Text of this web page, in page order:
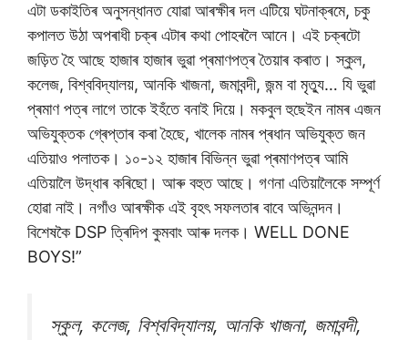
এটা ডকাইতিৰ অনুসন্ধানত যোৱা আৰক্ষীৰ দল এটিয়ে ঘটনাক্ৰমে, চকু
কপালত উঠা অপৰাধী চক্ৰ এটাৰ কথা পোহৰলৈ আনে। এই চক্ৰটো
জড়িত হৈ আছে হাজাৰ হাজাৰ ভুৱা প্ৰমাণপত্ৰ তৈয়াৰ কৰাত। স্কুল,
কলেজ, বিশ্ববিদ্যালয়, আনকি খাজনা, জমাবন্দী, জন্ম বা মৃত্যু… যি ভুৱা
প্ৰমাণ পত্ৰ লাগে তাকে ইহঁতে বনাই দিয়ে। মকবুল হুছেইন নামৰ এজন
অভিযুক্তক গ্ৰেপ্তাৰ কৰা হৈছে, খালেক নামৰ প্ৰধান অভিযুক্ত জন
এতিয়াও পলাতক। ১০-১২ হাজাৰ বিভিন্ন ভুৱা প্ৰমাণপত্ৰ আমি
এতিয়ালৈ উদ্ধাৰ কৰিছো। আৰু বহুত আছে। গণনা এতিয়ালৈকে সম্পূৰ্ণ
হোৱা নাই। নগাঁও আৰক্ষীক এই বৃহৎ সফলতাৰ বাবে অভিনন্দন।
বিশেষকৈ DSP ত্ৰিদিপ কুমবাং আৰু দলক। WELL DONE
BOYS!”
স্কুল, কলেজ, বিশ্ববিদ্যালয়, আনকি খাজনা, জমাবন্দী,